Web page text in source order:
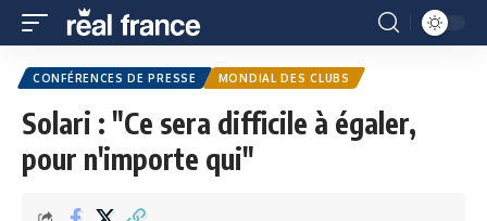
CONFÉRENCES DE PRESSE MONDIAL DES CLUBS
Solari : "Ce sera difficile à égaler,
pour n'importe qui"